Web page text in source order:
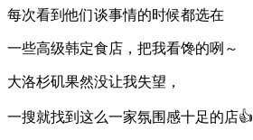
每次看到他们谈事情的时候都选在
一些高级韩定食店，把我看馋的咧～
大洛杉矶果然没让我失望，
一搜就找到这么一家氛围感十足的店👍